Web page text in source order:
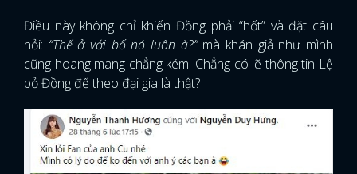
Điều này không chỉ khiến Đồng phải “hốt” và đặt câu
hỏi: “Thế ở với bố nó luôn à?”mà khán giả như mình
cũng hoang mang chẳng kém. Chẳng có lẽ thông tin Lệ
bỏ Đồng để theo đại gia là thật?